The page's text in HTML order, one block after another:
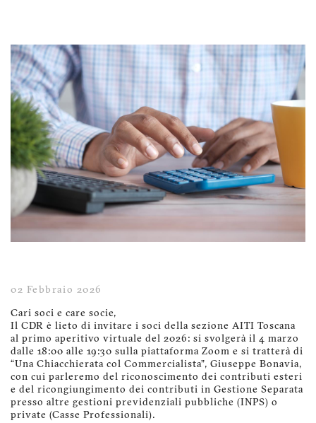
02 Febbraio 2026
Cari soci e care socie,
Il CDR è lieto di invitare i soci della sezione AITI Toscana
al primo aperitivo virtuale del 2026: si svolgerà il 4 marzo
dalle 18:00 alle 19:30 sulla piattaforma Zoom e si tratterà di
“Una Chiacchierata col Commercialista”, Giuseppe Bonavia,
con cui parleremo del riconoscimento dei contributi esteri
e del ricongiungimento dei contributi in Gestione Separata
presso altre gestioni previdenziali pubbliche (INPS) o
private (Casse Professionali).